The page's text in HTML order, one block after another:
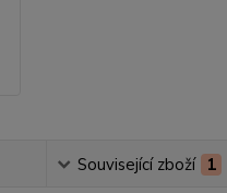
Související zboží 1